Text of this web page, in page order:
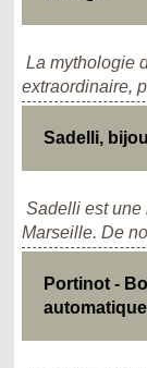
La mythologie
extraordinaire,
Sadelli,
Sadelli est une
Marseille. De
Portinot -